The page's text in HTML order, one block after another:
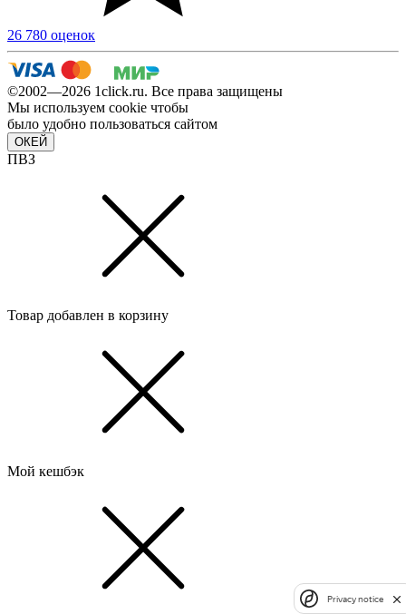
26 780 оценок
©2002—2026 1сlick.ru. Все права защищены
Мы используем cookie чтобы
было удобно пользоваться сайтом
ОКЕЙ
ПВЗ
Товар добавлен в корзину
Мой кешбэк
Privacy notice